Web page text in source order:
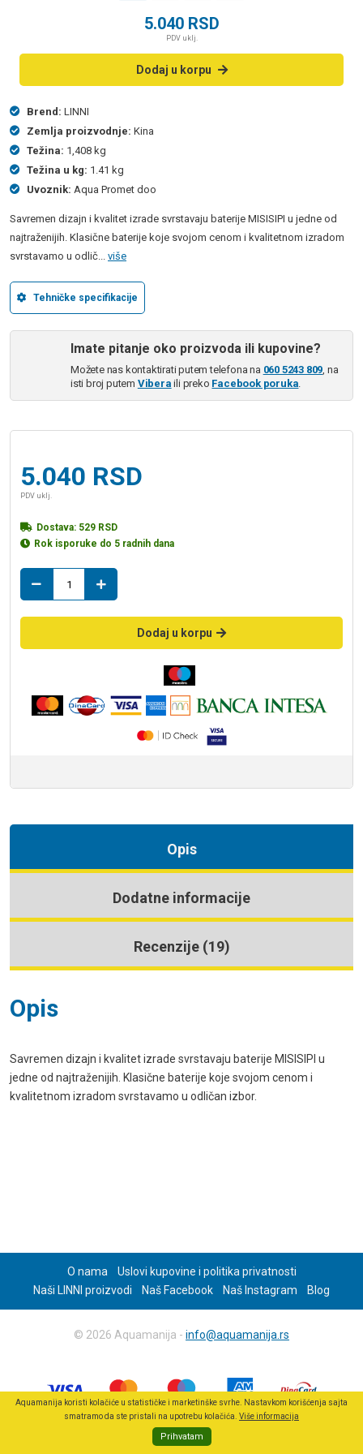
5.040 RSD
PDV uklj.
Dodaj u korpu
Brend: LINNI
Zemlja proizvodnje: Kina
Težina: 1,408 kg
Težina u kg: 1.41 kg
Uvoznik: Aqua Promet doo
Savremen dizajn i kvalitet izrade svrstavaju baterije MISISIPI u jedne od
najtraženijih. Klasične baterije koje svojom cenom i kvalitetnom izradom
svrstavamo u odlič... više
Tehničke specifikacije
Imate pitanje oko proizvoda ili kupovine?
Možete nas kontaktirati putem telefona na 060 5243 809, na
isti broj putem Vibera ili preko Facebook poruka.
5.040 RSD
PDV uklj.
Dostava: 529 RSD
Rok isporuke do 5 radnih dana
zidna
slavina
lavabo
Dodaj u korpu
Opis
Dodatne informacije
Recenzije (19)
Opis
Savremen dizajn i kvalitet izrade svrstavaju baterije MISISIPI u
jedne od najtraženijih. Klasične baterije koje svojom cenom i
kvalitetnom izradom svrstavamo u odličan izbor.
O nama
Uslovi kupovine i politika privatnosti
Naši LINNI proizvodi
Naš Facebook Naš Instagram Blog
© 2026 Aquamanija - info@aquamanija.rs
Aquamanija koristi kolačiće u statističke i marketinške svrhe. Nastavkom korišćenja sajta
smatramo da ste pristali na upotrebu kolačića. Više informacija
Prihvatam